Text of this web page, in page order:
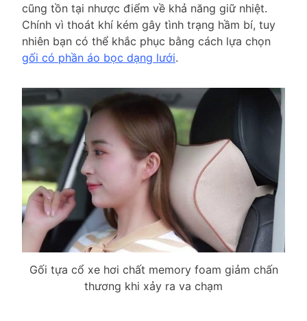
cũng tồn tại nhược điểm về khả năng giữ nhiệt.
Chính vì thoát khí kém gây tình trạng hầm bí, tuy
nhiên bạn có thể khắc phục bằng cách lựa chọn
gối có phần áo bọc dạng lưới.
Gối tựa cổ xe hơi chất memory foam giảm chấn
thương khi xảy ra va chạm